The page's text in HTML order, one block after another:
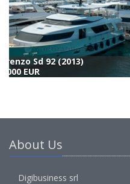
1.250.000 EUR
Fipa
About Us
Digibusiness srl